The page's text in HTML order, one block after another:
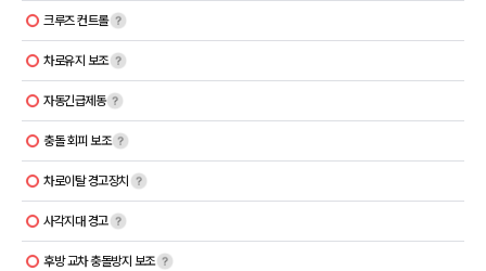
크루즈 컨트롤
차로유지 보조
자동긴급제동
충돌 회피 보조
차로이탈 경고장치
사각지대 경고
후방 교차 충돌방지 보조